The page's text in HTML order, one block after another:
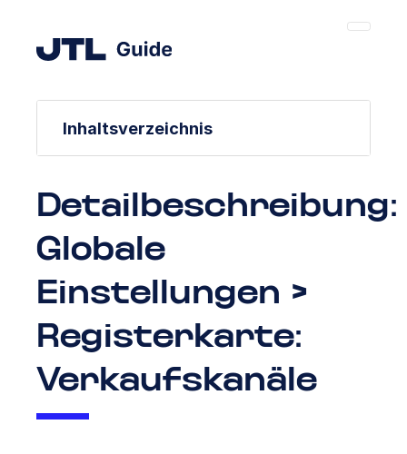
Inhaltsverzeichnis
Detailbeschreibung:
Globale
Einstellungen >
Registerkarte:
Verkaufskanäle